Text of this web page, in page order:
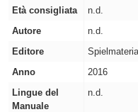
Età consigliata
n.d.
Autore
n.d.
Editore
Anno
2016
Lingue del
Manuale
n.d.